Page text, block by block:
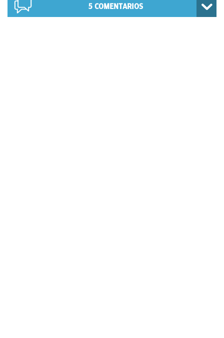
5 COMENTARIOS